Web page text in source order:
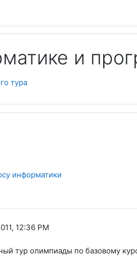
и
тура
информатики
12:36 PM
тур олимпиады по базовому